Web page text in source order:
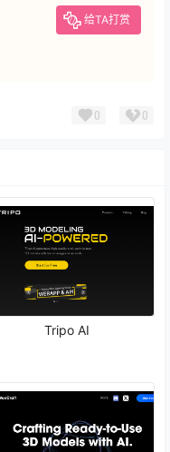
给TA打赏
0 0
Tripo AI